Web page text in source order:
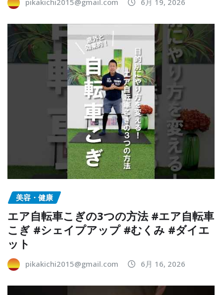
美容・健康
エア自転車こぎの3つの方法 #エア自転車
こぎ #シェイプアップ #むくみ #ダイエ
ット
pikakichi2015@gmail.com 6月 16, 2026